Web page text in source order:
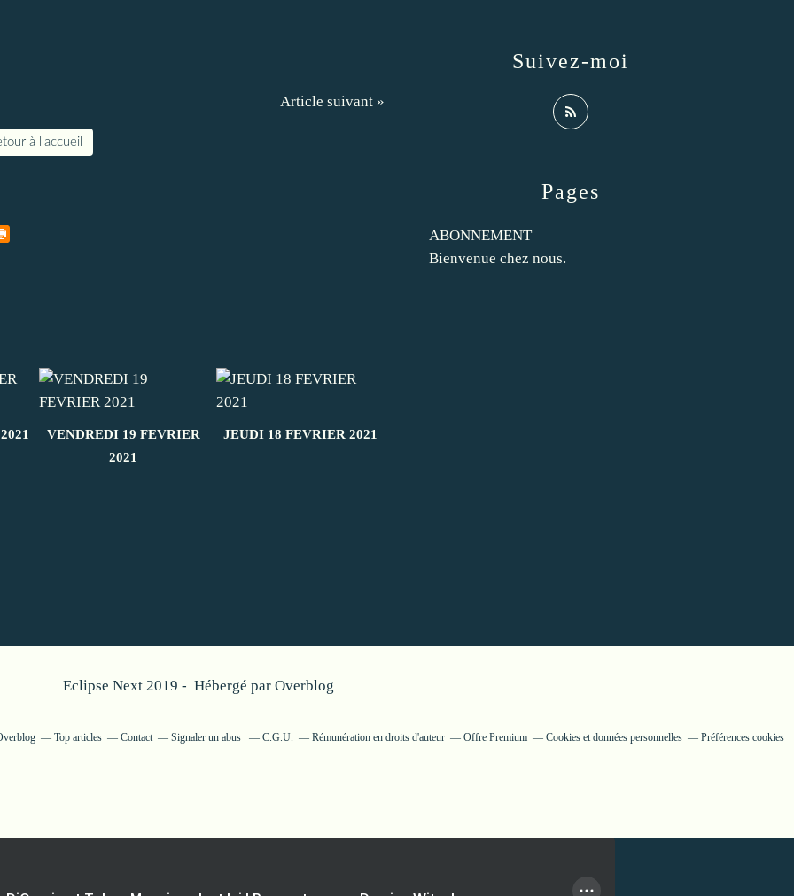
Article suivant »
à l'accueil
VENDREDI 19 FEVRIER
2021
JEUDI 18 FEVRIER 2021
Pages
ABONNEMENT
Bienvenue chez nous.
Suivez-moi
Eclipse Next 2019 - Hébergé par Overblog
Top articles Contact Signaler un abus C.G.U. Rémunération en droits d'auteur Offre Premium Cookies et données personnelles Préférences cookies